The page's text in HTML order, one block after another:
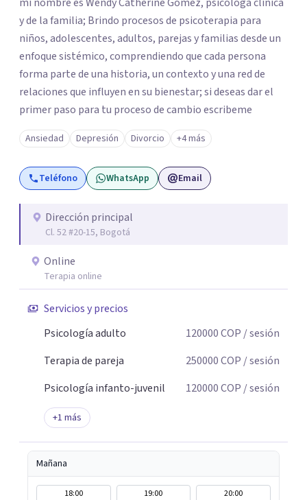
y de la familia; Brindo procesos de psicoterapia para
niños, adolescentes, adultos, parejas y familias desde un
enfoque sistémico, comprendiendo que cada persona
forma parte de una historia, un contexto y una red de
relaciones que influyen en su bienestar; si deseas dar el
primer paso para tu proceso de cambio escribeme
Ansiedad Depresión Divorcio +4 más
Teléfono WhatsApp Email
Dirección principal
Cl. 52 #20-15, Bogotá
Online
Terapia online
Servicios y precios
Psicología adulto
120000COP / sesión
Terapia de pareja
250000COP / sesión
Psicología infanto-juvenil
120000COP / sesión
+1 más
Mañana
18:00 19:00
20:00